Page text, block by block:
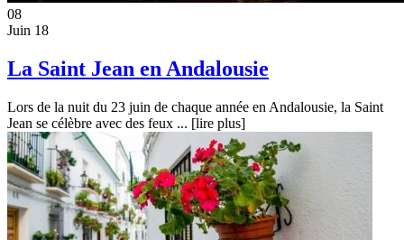
08
Juin 18
La Saint Jean en Andalousie
Lors de la nuit du 23 juin de chaque année en Andalousie, la Saint
Jean se célèbre avec des feux ... [lire plus]